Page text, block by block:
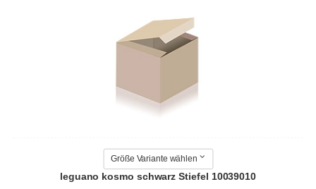
Größe Variante wählen
leguano kosmo schwarz Stiefel 10039010